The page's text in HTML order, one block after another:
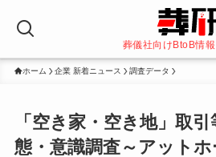
葬儀社向けBtoB情
ホーム 企業 新着ニュース 調査データ
「空き家・空き地」取
態・意識調査～アットホ